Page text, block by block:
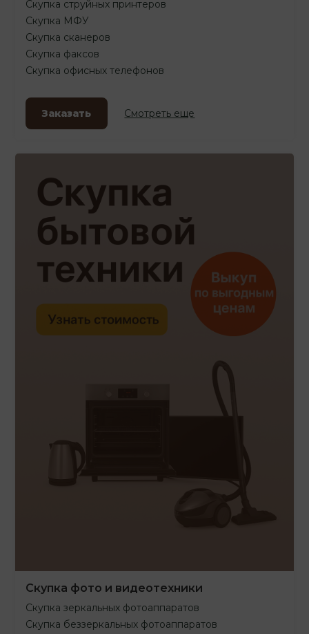
Скупка струйных принтеров
Скупка МФУ
Скупка сканеров
Скупка факсов
Скупка офисных телефонов
Заказать Смотреть еще
Скупка фото и видеотехники
Скупка зеркальных фотоаппаратов
Скупка беззеркальных фотоаппаратов